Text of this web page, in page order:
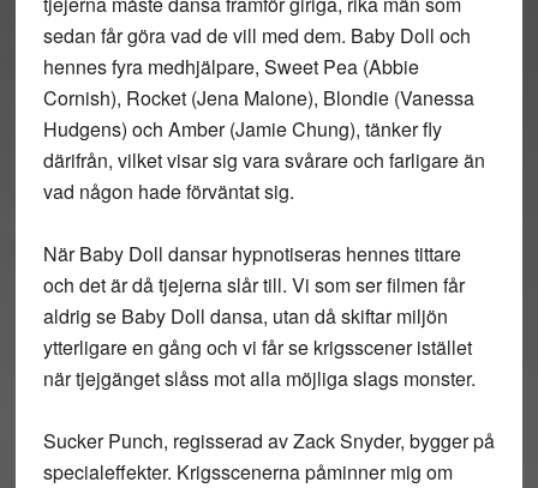
sedan får göra vad de vill med dem. Baby Doll och
hennes fyra medhjälpare, Sweet Pea (Abbie
Cornish), Rocket (Jena Malone), Blondie (Vanessa
Hudgens) och Amber (Jamie Chung), tänker fly
därifrån, vilket visar sig vara svårare och farligare än
vad någon hade förväntat sig.
När Baby Doll dansar hypnotiseras hennes tittare
och det är då tjejerna slår till. Vi som ser filmen får
aldrig se Baby Doll dansa, utan då skiftar miljön
ytterligare en gång och vi får se krigsscener istället
när tjejgänget slåss mot alla möjliga slags monster.
Sucker Punch, regisserad av Zack Snyder, bygger på
specialeffekter. Krigsscenerna påminner mig om